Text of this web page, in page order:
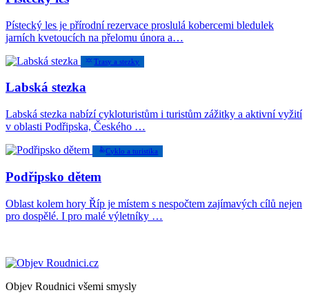
Pístecký les je přírodní rezervace proslulá kobercemi bledulek
jarních kvetoucích na přelomu února a…
Trasy a stezky
Labská stezka
Labská stezka nabízí cykloturistům i turistům zážitky a aktivní vyžití
v oblasti Podřipska, Českého …
Cyklo a turistika
Podřipsko dětem
Oblast kolem hory Říp je místem s nespočtem zajímavých cílů nejen
pro dospělé. I pro malé výletníky …
Objev Roudnici všemi smysly